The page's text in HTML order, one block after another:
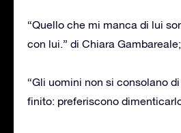
“Quello che mi manca di lui
con lui.” di Chiara Gambareale;
“Gli uomini non si consolano
finito: preferiscono